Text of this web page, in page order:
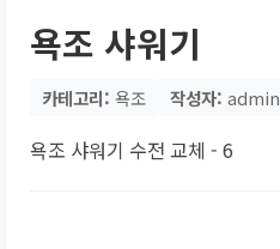
욕조 샤워기
카테고리: 욕조 작성자: admin
욕조 샤워기 수전 교체 - 6